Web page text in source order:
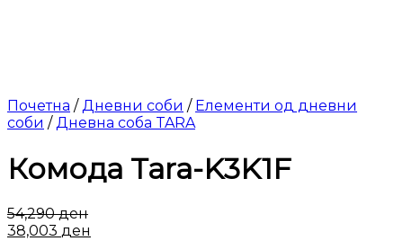
Почетна / Дневни соби / Елементи од дневни
соби / Дневна соба TARA
Комода Tara-K3K1F
54,290ден
38,003 ден